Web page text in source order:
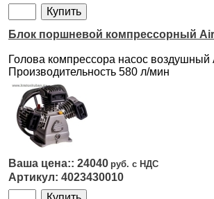
Блок поршневой компрессорный
Голова компрессора насос воздушный
Производительность 580 л/мин
24040
4023430010